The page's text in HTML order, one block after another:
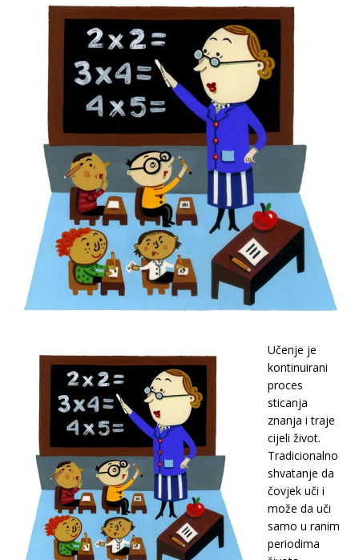
Učenje je
kontinuirani
proces
sticanja
znanja i traje
cijeli život.
Tradicionalno
shvatanje da
čovjek uči i
može da uči
samo u ranim
periodima